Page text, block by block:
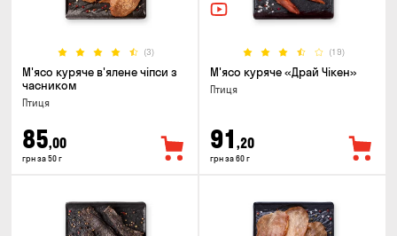
(3)
М'ясо куряче в'ялене чіпси з
часником
Птиця
85,00
грн за 50 г
(19)
М'ясо куряче «Драй Чікен»
Птиця
91 ,20
грн за 60 г